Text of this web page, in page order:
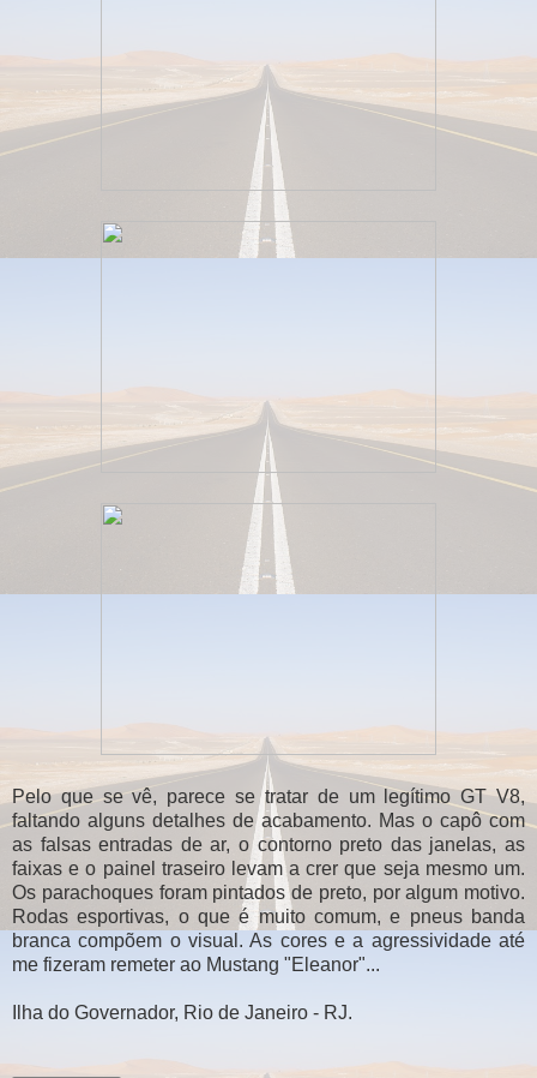
Pelo que se vê, parece se tratar de um legítimo GT V8,
faltando alguns detalhes de acabamento. Mas o capô com
as falsas entradas de ar, o contorno preto das janelas, as
faixas e o painel traseiro levam a crer que seja mesmo um.
Os parachoques foram pintados de preto, por algum motivo.
Rodas esportivas, o que é muito comum, e pneus banda
branca compõem o visual. As cores e a agressividade até
me fizeram remeter ao Mustang "Eleanor"...
Ilha do Governador, Rio de Janeiro - RJ.